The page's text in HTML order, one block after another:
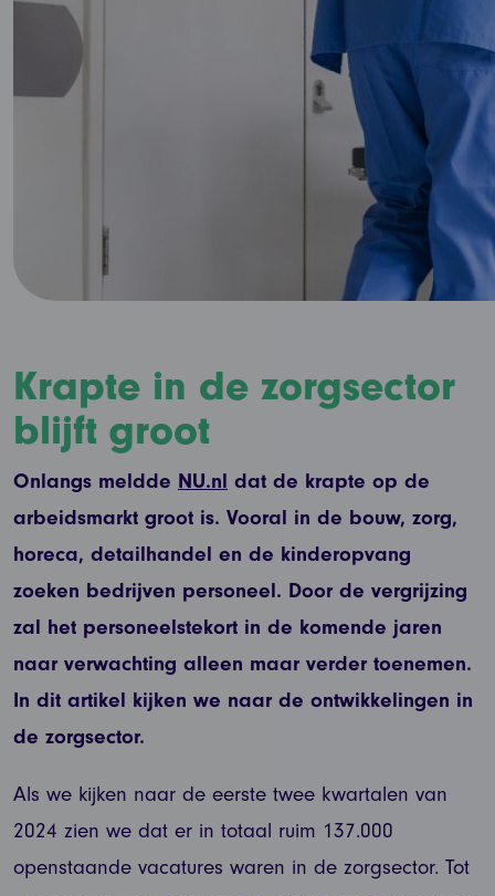
Krapte in de zorgsector
blijft groot
Onlangs meldde NU.nl dat de krapte op de
arbeidsmarkt groot is. Vooral in de bouw, zorg,
horeca, detailhandel en de kinderopvang
zoeken bedrijven personeel. Door de vergrijzing
zal het personeelstekort in de komende jaren
naar verwachting alleen maar verder toenemen.
In dit artikel kijken we naar de ontwikkelingen in
de zorgsector.
Als we kijken naar de eerste twee kwartalen van
2024 zien we dat er in totaal ruim 137.000
openstaande vacatures waren in de zorgsector. Tot